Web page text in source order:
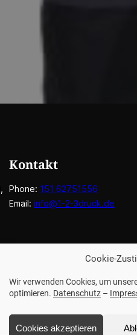
Cookie-
Wir verwenden Cookies, um
optimieren. Datenschutz –
Cookies akzeptieren
Kontakt
Phone: 151 62751556
Email:info@1-2-3druck.de